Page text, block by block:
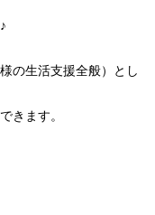
の生活支援全般）とし
きます。